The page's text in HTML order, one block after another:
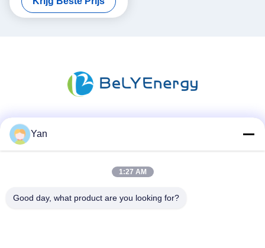
Yan
1:27 AM
Good day, what product are you looking for?